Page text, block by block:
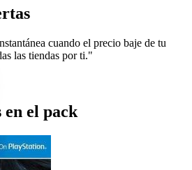
cuando el precio baje de tu
las tiendas por ti."
en el pack